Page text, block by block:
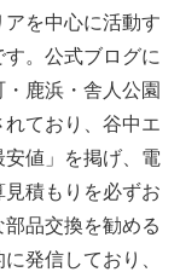
を中心に活動す
。公式ブログに
・鹿浜・舎人公園
ており、谷中エ
値」を掲げ、電
積もりを必ずお
品交換を勧める
発信しており、